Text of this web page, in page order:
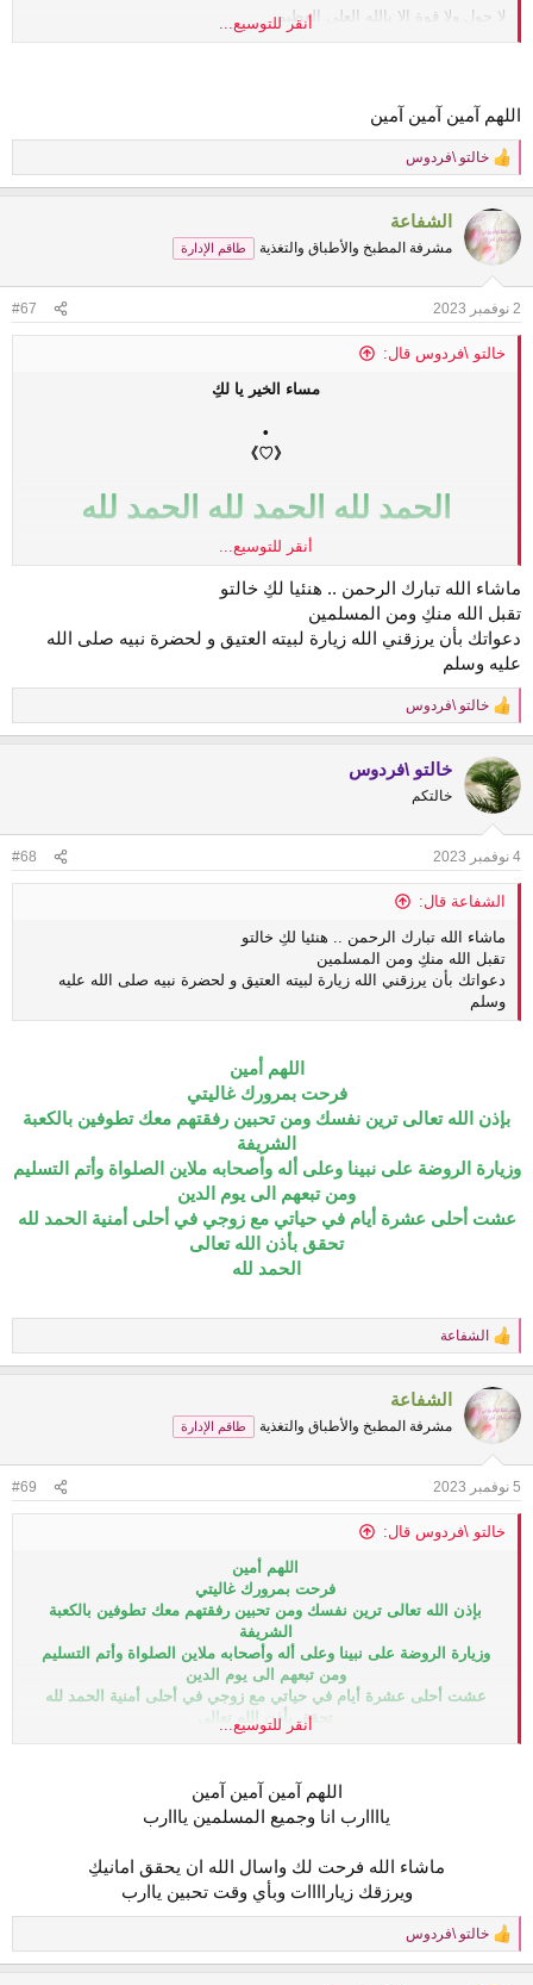
لا حول ولا قوة إلا بالله العلي العظيم
اللهم أجمع شمل المسلمين وأنزع الوهن عن قلوبنا وقذف الرعب في قلوب
بإذن الله تعالى حبيبتي
أسأل الله العظيم رب العرش العظيم وهو القادر على كل شيء ولا يصعب
عليه شيء إذا أراد شيئا أن يقول له كن فيكون
أن يبعث فرجا ونصرا لأخواننا
ويخزي ويذل يهود وأعوانهم ويشل أطرافهم ويبعث لهم الوباء والأمراض
قلوبنا وأدعياتنا معكم أختنا الحبيبة❤
أنقر للتوسيع...
اللهم آمين آمين آمين
R
e
c
t
i
s
:
خالتو \فردوس
الشفاعة
مشرفة المطبخ والأطباق والتغذية طاقم الإدارة
2 نوفمبر 2023 #67
خالتو \فردوس قال:
مساء الخير يا لكِ
•
《♡》
الحمد لله الحمد لله الحمد لله
كنت في أحلى سفرة❤
في أطهر بقاء الأرض
الحمد لله الحمد لله الحمد لله
•
أنقر للتوسيع...
ماشاء الله تبارك الرحمن .. هنئيا لكِ خالتو
تقبل الله منكِ ومن المسلمين
دعواتك بأن يرزقني الله زيارة لبيته العتيق و لحضرة نبيه صلى الله
عليه وسلم
R
e
c
t
i
s
:
خالتو \فردوس
خالتو \فردوس
خالتكم
4 نوفمبر 2023 #68
الشفاعة قال:
ماشاء الله تبارك الرحمن .. هنئيا لكِ خالتو
تقبل الله منكِ ومن المسلمين
دعواتك بأن يرزقني الله زيارة لبيته العتيق و لحضرة نبيه صلى الله عليه
وسلم
اللهم أمين
فرحت بمرورك غاليتي
بإذن الله تعالى ترين نفسك ومن تحبين رفقتهم معك تطوفين بالكعبة
الشريفة
وزيارة الروضة على نبينا وعلى أله وأصحابه ملاين الصلواة وأتم التسليم
ومن تبعهم الى يوم الدين
عشت أحلى عشرة أيام في حياتي مع زوجي في أحلى أمنية الحمد لله
تحقق بأذن الله تعالى
الحمد لله
R
e
c
t
i
s
:
الشفاعة
الشفاعة
مشرفة المطبخ والأطباق والتغذية طاقم الإدارة
5 نوفمبر 2023 #69
خالتو \فردوس قال:
اللهم أمين
فرحت بمرورك غاليتي
بإذن الله تعالى ترين نفسك ومن تحبين رفقتهم معك تطوفين بالكعبة
الشريفة
وزيارة الروضة على نبينا وعلى أله وأصحابه ملاين الصلواة وأتم التسليم
ومن تبعهم الى يوم الدين
عشت أحلى عشرة أيام في حياتي مع زوجي في أحلى أمنية الحمد لله
تحقق بأذن الله تعالى
الحمد لله
أنقر للتوسيع...
اللهم آمين آمين آمين
ياااارب انا وجميع المسلمين يااارب
ماشاء الله فرحت لك واسال الله ان يحقق امانيكِ
ويرزقك زياراااات وبأي وقت تحبين ياارب​
R
e
خالتو \فردوس